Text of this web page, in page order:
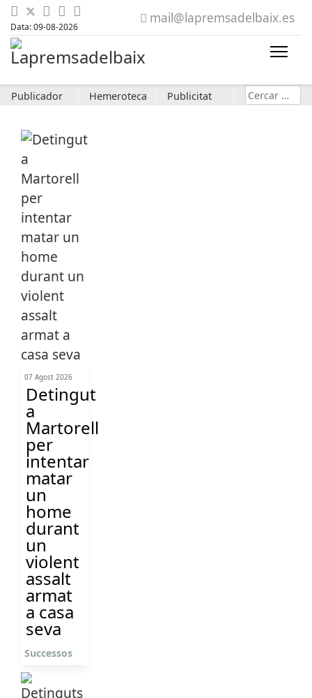
Data: 09-08-2026
mail@lapremsadelbaix.es
Publicador Hemeroteca Publicitat Cerca
07 Agost 2026
Detingut
a
Martorell
per
intentar
matar
un
home
durant
un
violent
assalt
armat
a casa
seva
Successos